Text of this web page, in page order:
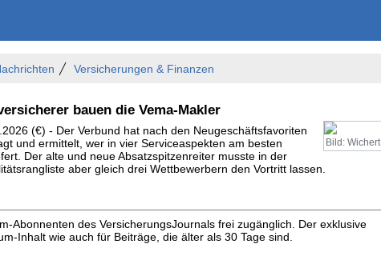
Versicherungen & Finanzen
bauen die Vema-Makler
Bild: Wichert
(€) - Der Verbund hat nach den Neugeschäftsfavoriten
und ermittelt, wer in vier Serviceaspekten am besten
Der alte und neue Absatzspitzenreiter musste in der
aber gleich drei Wettbewerbern den Vortritt lassen.
Abonnenten des VersicherungsJournals frei zugänglich. Der exklusive
Inhalt wie auch für Beiträge, die älter als 30 Tage sind.